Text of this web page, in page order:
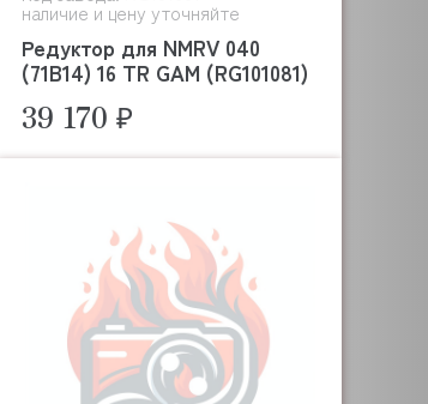
наличие и цену уточняйте
Редуктор для NMRV 040
(71B14) 16 TR GAM (RG101081)
39 170 ₽